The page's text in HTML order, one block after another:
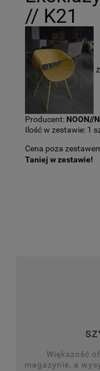
// K21
Producent: NOON//
Ilość w zestawie: 1
Cena poza
Taniej w zestawie!
Większość
magazynie, a